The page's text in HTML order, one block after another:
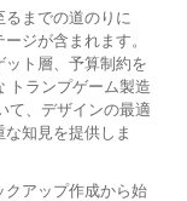
までの道のりに
ジが含まれます。
ト層、予算制約を
トランプゲーム製造
て、デザインの最適
知見を提供しま
クアップ作成から始